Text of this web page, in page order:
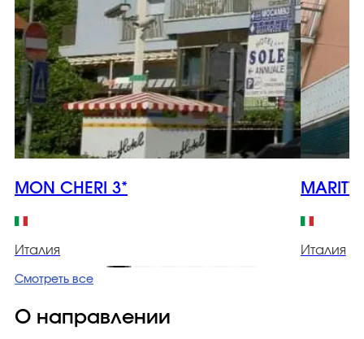
MON CHERI 3*
Италия Италия
Смотреть все
О направлении